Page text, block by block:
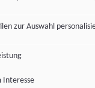
zur Auswahl
Interesse